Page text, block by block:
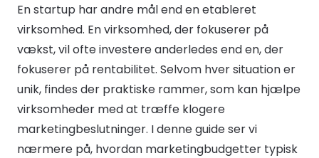
En startup har andre mål end en etableret
virksomhed. En virksomhed, der fokuserer på
vækst, vil ofte investere anderledes end en, der
fokuserer på rentabilitet. Selvom hver situation er
unik, findes der praktiske rammer, som kan hjælpe
virksomheder med at træffe klogere
marketingbeslutninger. I denne guide ser vi
nærmere på, hvordan marketingbudgetter typisk